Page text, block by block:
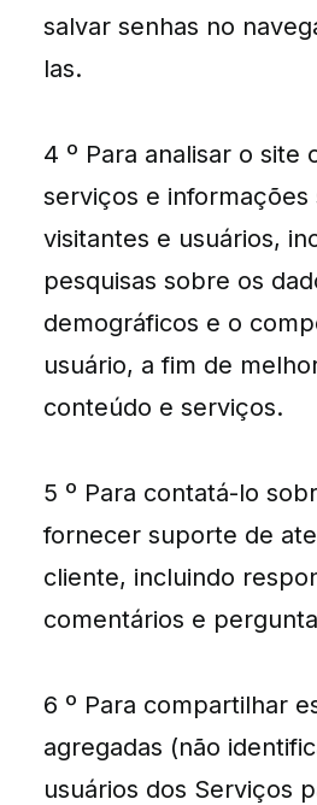
salvar senhas no
las.
4 º Para analisar o site
serviços e informações
visitantes e usuários,
pesquisas sobre os
demográficos e o
usuário, a fim de
conteúdo e serviços.
5 º Para contatá-lo
fornecer suporte de
cliente, incluindo
comentários e
6 º Para compartilhar
agregadas (não
usuários dos Serviços